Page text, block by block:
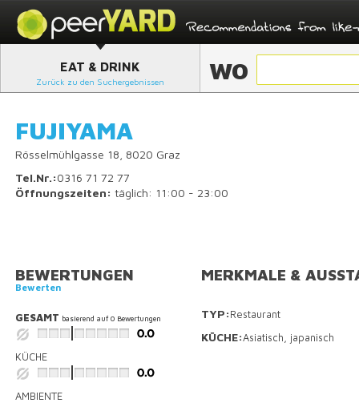
EAT & DRINK
Zurück zu den Suchergebnissen WO
FUJIYAMA
Rösselmühlgasse 18, 8020 Graz
Tel.Nr.:0316 71 72 77
Öffnungszeiten: täglich: 11:00 - 23:00
BEWERTUNGEN
Bewerten
GESAMT basierend auf 0 Bewertungen
KÜCHE
AMBIENTE
MERKMALE &
TYP: Restaurant
KÜCHE:Asiatisch, japanisch